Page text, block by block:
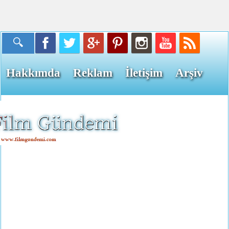
Hakkımda Reklam İletişim Arşiv